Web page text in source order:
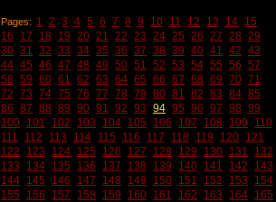
Pages: 1 2 3 4 5 6 7 8 9 10 11 12 13 14 15
16
17 18 19 20 21 22 23 24 25 26 27 28 29
30 31 32 33 34 35 36 37 38 39 40 41 42 43
44 45 46 47 48 49 50 51 52 53 54 55 56 57
58 59 60 61 62 63 64 65 66 67 68 69 70 71
72 73 74 75 76 77 78 79 80 81 82 83 84 85
86 87 88 89 90 91 92 93 94 95 96 97 98 99
100 101 102 103 104 105 106 107 108 109
110
111
112 113 114 115 116 117 118 119 120 121
122
123 124 125 126 127 128 129 130 131
132
133
134 135 136 137 138 139 140 141 142
143
144 145 146 147 148 149 150 151 152 153
154
155
156 157 158 159 160 161 162 163 164 165